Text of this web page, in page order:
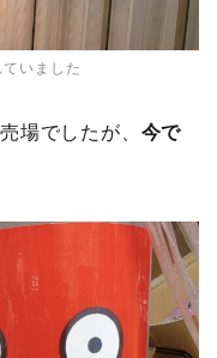
いました
場でしたが、 今で